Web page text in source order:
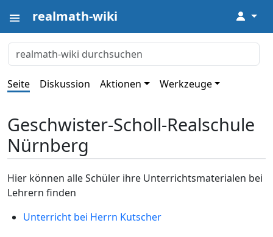
realmath-wiki ↓
Seite Diskussion Aktionen Werkzeuge
Geschwister-Scholl-Realschule
Nürnberg
Hier können alle Schüler ihre Unterrichtsmaterialen bei
Lehrern finden
Unterricht bei Herrn Kutscher